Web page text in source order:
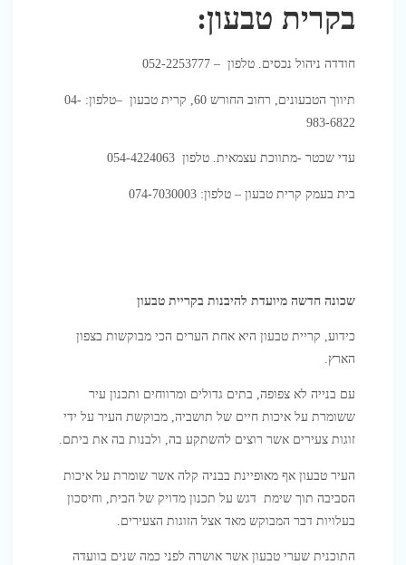
בקרית טבעון:
חודדה ניהול נכסים. טלפון – 052-2253777
תיווך הטבעונים, רחוב החורש 60, קרית טבעון – טלפון:04-
983-6822
עדי שכטר -מתווכת עצמאית. טלפון 054-4224063
בית בעמק קרית טבעון – טלפון: 074-7030003
שכונה חדשה מיועדת להיבנות בקריית טבעון
כידוע, קריית טבעון היא אחת הערים הכי מבוקשות בצפון
הארץ.
עם בנייה לא צפופה, בתים גדולים ומרווחים ותכנון עיר
ששומרת על איכות חיים של תושביה, מבוקשת העיר על ידי
זוגות צעירים אשר רוצים להשתקע בה, ולבנות בה את ביתם.
העיר טבעון אף מאופיינת בבניה קלה אשר שומרת על איכות
הסביבה תוך שימת דגש על תכנון מדויק של הבית, וחיסכון
בעלויות דבר המבוקש מאד אצל הזוגות הצעירים.
התוכנית שערי טבעון אשר אושרה לפני כמה שנים בוועדה